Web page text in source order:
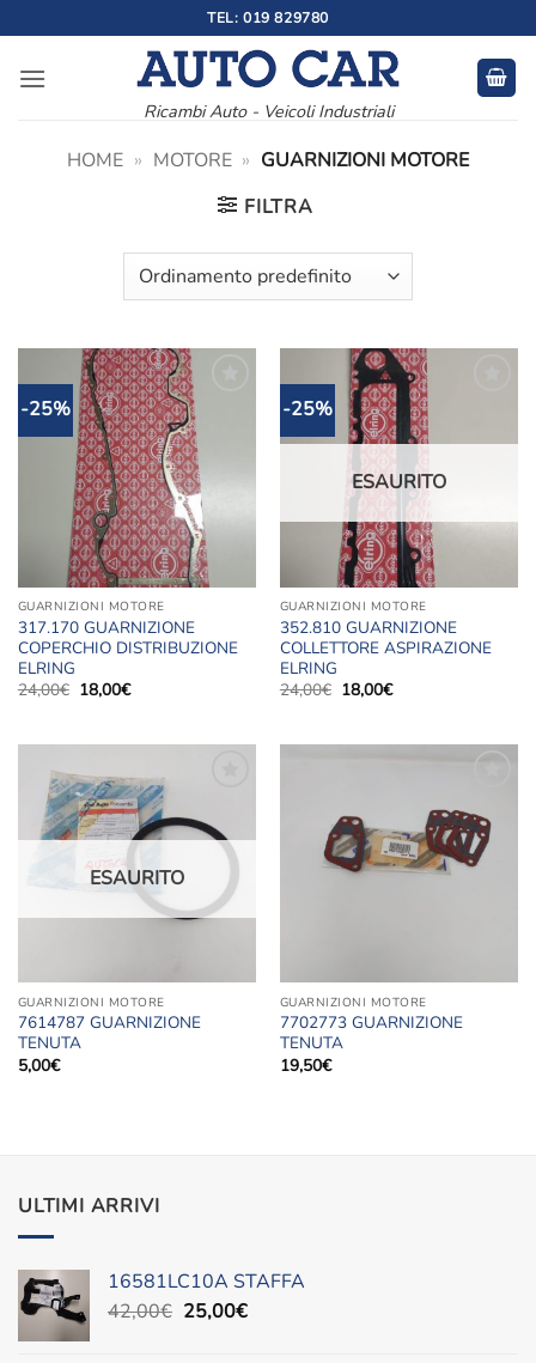
ai
contenuti
TEL: 019 829780
Ricambi Auto - Veicoli Industriali
HOME » MOTORE » GUARNIZIONI MOTORE
FILTRA
-25%
Aggiungi
alla lista
desideri
GUARNIZIONI MOTORE
317.170 GUARNIZIONE
COPERCHIO DISTRIBUZIONE
ELRING
24,00€ Il
prezzo
24,00€.
18,00€Il
18,00€.
-25%
dei
ESAURITO
GUARNIZIONI MOTORE
352.810 GUARNIZIONE
COLLETTORE ASPIRAZIONE
ELRING
24,00€ Il
prezzo
24,00€.
18,00€Il
18,00€.
alla lista
dei
desideri
ESAURITO
GUARNIZIONI MOTORE
7614787 GUARNIZIONE
TENUTA
5,00€
alla lista
dei
desideri
GUARNIZIONI MOTORE
7702773 GUARNIZIONE
TENUTA
19,50€
ULTIMI ARRIVI
16581LC10A STAFFA
42,00€ Il
25,00€Il